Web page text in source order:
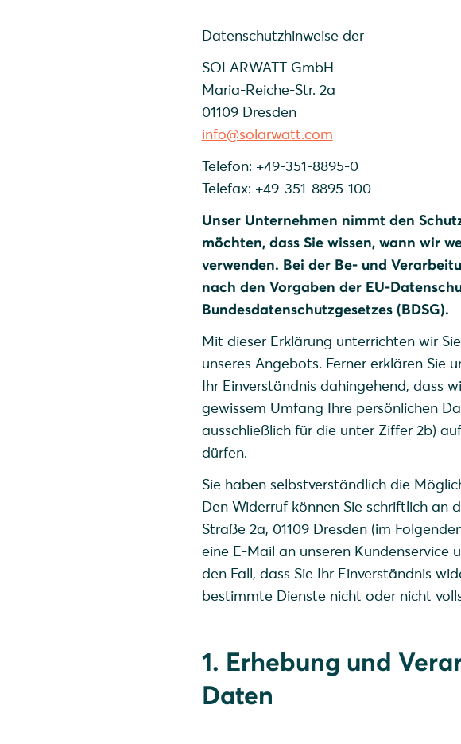
Datenschutzhinweise der
SOLARWATT GmbH
Maria-Reiche-Str. 2a
01109 Dresden
info@solarwatt.com
Telefon: +49-351-8895-0
Telefax: +49-351-8895-100
Unser Unternehmen nimmt den
möchten, dass Sie wissen, wann wir
verwenden. Bei der Be- und
nach den Vorgaben der EU-
Bundesdatenschutzgesetzes (BDSG).
Mit dieser Erklärung unterrichten wir
unseres Angebots. Ferner erklären Sie
Ihr Einverständnis dahingehend, dass
gewissem Umfang Ihre persönlichen
ausschließlich für die unter Ziffer 2b)
dürfen.
Sie haben selbstverständlich die
Den Widerruf können Sie schriftlich an
Straße 2a, 01109 Dresden (im
eine E-Mail an unseren Kundenservice
den Fall, dass Sie Ihr Einverständnis
bestimmte Dienste nicht oder nicht
1. Erhebung und
Daten